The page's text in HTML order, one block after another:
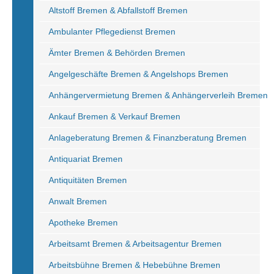
Altstoff Bremen & Abfallstoff Bremen
Ambulanter Pflegedienst Bremen
Ämter Bremen & Behörden Bremen
Angelgeschäfte Bremen & Angelshops Bremen
Anhängervermietung Bremen & Anhängerverleih Bremen
Ankauf Bremen & Verkauf Bremen
Anlageberatung Bremen & Finanzberatung Bremen
Antiquariat Bremen
Antiquitäten Bremen
Anwalt Bremen
Apotheke Bremen
Arbeitsamt Bremen & Arbeitsagentur Bremen
Arbeitsbühne Bremen & Hebebühne Bremen